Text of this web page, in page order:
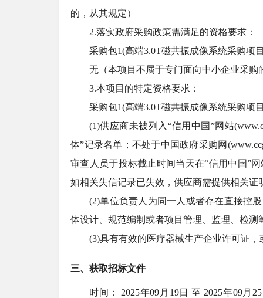
的，从其规定）
2.落实政府采购政策需满足的资格要求：
采购包1(高端3.0T磁共振成像系统采购项
无（本项目不属于专门面向中小企业采购
3.本项目的特定资格要求：
采购包1(高端3.0T磁共振成像系统采购项
(1)供应商未被列入“信用中国”网站
体”记录名单；不处于中国政府采购网
审查人员于投标截止时间当天在“信用中国”网
如相关失信记录已失效，供应商需提供相关证
(2)单位负责人为同一人或者存在直接控
体设计、规范编制或者项目管理、监理、检
(3)具有有效的医疗器械生产企业许可证
三、获取招标文件
时间：
2025年09月19日 至 2025年09月